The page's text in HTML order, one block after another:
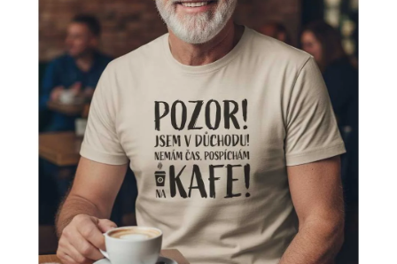
OKAMŽITĚ K ODBĚRU
B2B
MÁM SRDCE POMÁHÁM
VÁNOCE
PROVIZNÍ SYSTÉM
O nás Časté otázky
Doprava a platba